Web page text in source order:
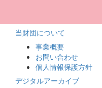
当財団について
事業概要
お問い合わせ
個人情報保護方針
デジタルアーカイブ